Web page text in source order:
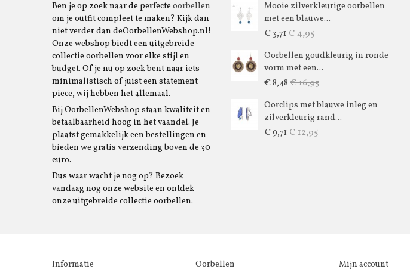
Ben je op zoek naar de perfecte oorbellen
om je outfit compleet te maken? Kijk dan
niet verder dan deOorbellenWebshop.nl!
Onze webshop biedt een uitgebreide
collectie oorbellen voor elke stijl en
budget. Of je nu op zoek bent naar iets
minimalistisch of juist een statement
piece, wij hebben het allemaal.
Bij OorbellenWebshop staan kwaliteit en
betaalbaarheid hoog in het vaandel. Je
plaatst gemakkelijk een bestellingen en
bieden we gratis verzending boven de 30
euro.
Dus waar wacht je nog op? Bezoek
vandaag nog onze website en ontdek
onze uitgebreide collectie oorbellen.
Mooie zilverkleurige oorbellen
met een blauwe...
€ 3,71 € 4,95
Oorbellen goudkleurig in ronde
vorm met een...
€ 8,48 € 16,95
Oorclips met blauwe inleg en
zilverkleurig rand...
€ 9,71 € 12,95
Informatie Oorbellen Mijn account